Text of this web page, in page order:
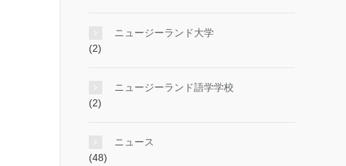
ニュージーランド大学
(2)
ニュージーランド語学学校
(2)
ニュース
(48)